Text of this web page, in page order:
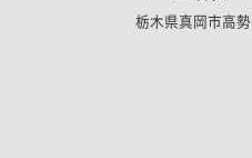
栃木県真岡市高